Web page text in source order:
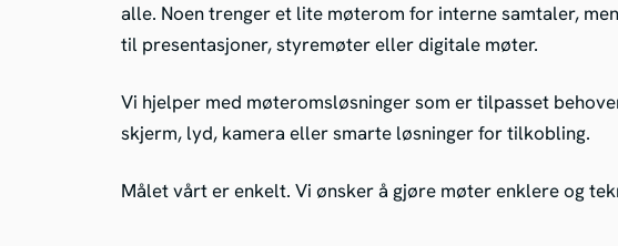
alle. Noen trenger et lite møterom for interne samtaler,
til presentasjoner, styremøter eller digitale møter.
Vi hjelper med møteromsløsninger som er tilpasset
skjerm, lyd, kamera eller smarte løsninger for tilkobling.
Målet vårt er enkelt. Vi ønsker å gjøre møter enklere og